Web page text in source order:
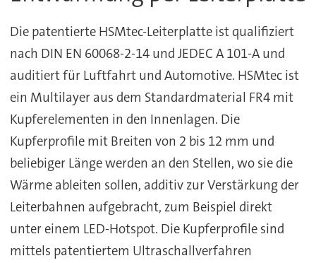
Die patentierte HSMtec-Leiterplatte ist qualifiziert
nach DIN EN 60068-2-14 und JEDEC A 101-A und
auditiert für Luftfahrt und Automotive. HSMtec ist
ein Multilayer aus dem Standardmaterial FR4 mit
Kupferelementen in den Innenlagen. Die
Kupferprofile mit Breiten von 2 bis 12 mm und
beliebiger Länge werden an den Stellen, wo sie die
Wärme ableiten sollen, additiv zur Verstärkung der
Leiterbahnen aufgebracht, zum Beispiel direkt
unter einem LED-Hotspot. Die Kupferprofile sind
mittels patentiertem Ultraschallverfahren